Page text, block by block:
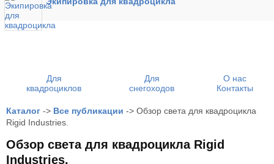
Для
квадроциклов
Для
снегоходов
О нас
Контакты
Каталог -> Все публикации -> Обзор света для квадроцикла
Rigid Industries.
Обзор света для квадроцикла Rigid
Industries.